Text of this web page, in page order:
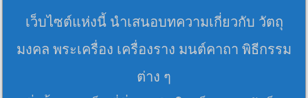
เว็บไซต์แห่งนี้ นำเสนอบทความเกี่ยวกับ วัตถุ
มงคล พระเครื่อง เครื่องราง มนต์คาถา พิธีกรรม
ต่าง ๆ